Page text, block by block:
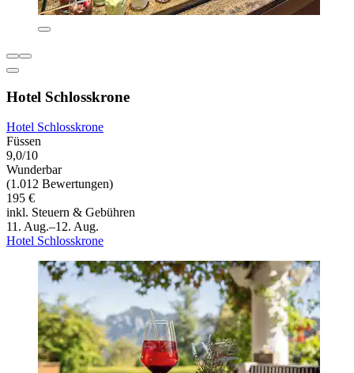
Hotel Schlosskrone
Hotel Schlosskrone
Füssen
9,0/10
Wunderbar
(1.012 Bewertungen)
195 €
inkl. Steuern & Gebühren
11. Aug.–12. Aug.
Hotel Schlosskrone